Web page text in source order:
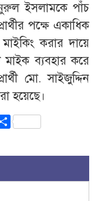
নুরুল ইসলামকে পাঁচ
পক্ষে একাধিক
করার দায়ে
মাইক ব্যবহার করে
মো. সাইজুদ্দিন
হয়েছে।
Share